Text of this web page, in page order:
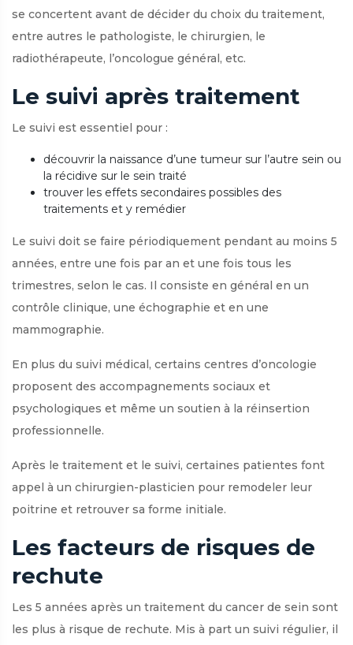
se concertent avant de décider du choix du traitement,
entre autres le pathologiste, le chirurgien, le
radiothérapeute, l’oncologue général, etc.
Le suivi après traitement
Le suivi est essentiel pour :
découvrir la naissance d’une tumeur sur l’autre sein ou
la récidive sur le sein traité
trouver les effets secondaires possibles des
traitements et y remédier
Le suivi doit se faire périodiquement pendant au moins 5
années, entre une fois par an et une fois tous les
trimestres, selon le cas. Il consiste en général en un
contrôle clinique, une échographie et en une
mammographie.
En plus du suivi médical, certains centres d’oncologie
proposent des accompagnements sociaux et
psychologiques et même un soutien à la réinsertion
professionnelle.
Après le traitement et le suivi, certaines patientes font
appel à un chirurgien-plasticien pour remodeler leur
poitrine et retrouver sa forme initiale.
Les facteurs de risques de
rechute
Les 5 années après un traitement du cancer de sein sont
les plus à risque de rechute. Mis à part un suivi régulier, il